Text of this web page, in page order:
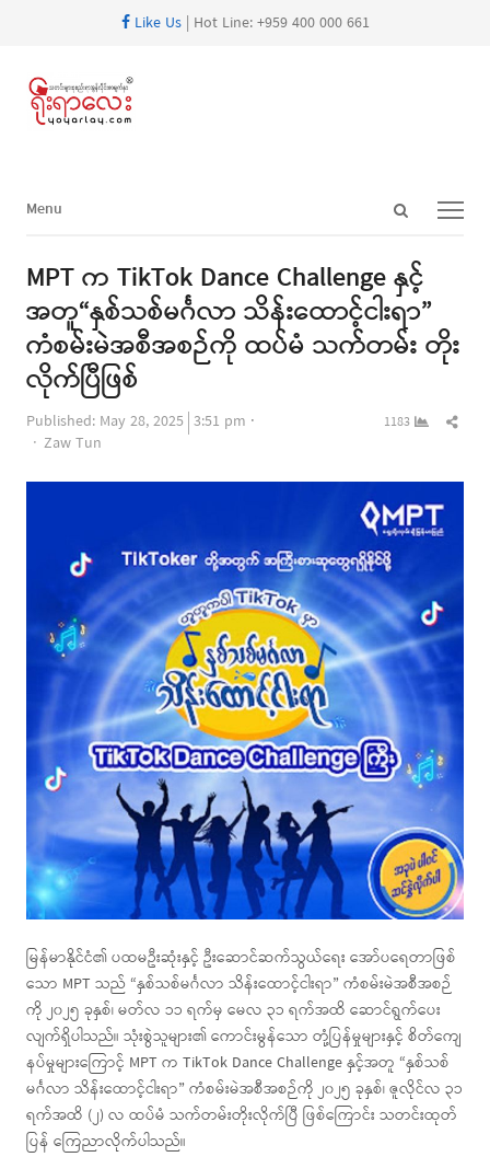
Like Us| Hot Line: +959 400 000 661
Open
panel
Menu
Menu
MPT က TikTok Dance Challenge နှင့်
အတူ“နှစ်သစ်မင်္ဂလာ သိန်းထောင့်ငါးရာ”
ကံစမ်းမဲအစီအစဉ်ကို ထပ်မံ သက်တမ်း တိုး
လိုက်ပြီဖြစ်
Published: May 28, 2025 3:51 pm
Author
Zaw Tun
1183
မြန်မာနိုင်ငံ၏ ပထမဦးဆုံးနှင့် ဦးဆောင်ဆက်သွယ်ရေး အော်ပရေတာဖြစ်
သော MPT သည် “နှစ်သစ်မင်္ဂလာ သိန်းထောင့်ငါးရာ” ကံစမ်းမဲအစီအစဉ်
ကို ၂၀၂၅ ခုနှစ်၊ မတ်လ ၁၁ ရက်မှ မေလ ၃၁ ရက်အထိ ဆောင်ရွက်ပေး
လျက်ရှိပါသည်။ သုံးစွဲသူများ၏ ကောင်းမွန်သော တုံ့ပြန်မှုများနှင့် စိတ်ကျေ
နပ်မှုများကြောင့် MPT က TikTok Dance Challenge နှင့်အတူ “နှစ်သစ်
မင်္ဂလာ သိန်းထောင့်ငါးရာ” ကံစမ်းမဲအစီအစဉ်ကို ၂၀၂၅ ခုနှစ်၊ ဇူလိုင်လ ၃၁
ရက်အထိ (၂) လ ထပ်မံ သက်တမ်းတိုးလိုက်ပြီ ဖြစ်ကြောင်း သတင်းထုတ်
ပြန် ကြေညာလိုက်ပါသည်။